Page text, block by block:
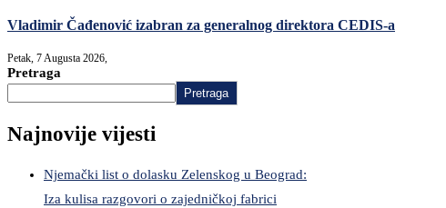
Vladimir Čađenović izabran za generalnog direktora CEDIS-a
Petak, 7 Augusta 2026,
Pretraga
Pretraga
Najnovije vijesti
Njemački list o dolasku Zelenskog u Beograd:
Iza kulisa razgovori o zajedničkoj fabrici